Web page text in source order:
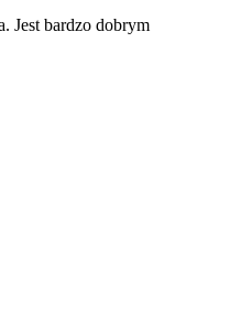
Jest bardzo dobrym